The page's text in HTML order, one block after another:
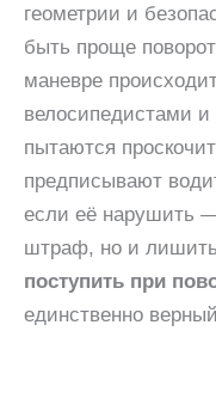
геометрии и
быть проще
маневре
велосипедистами
пытаются
предписывают
если её нарушить
штраф, но и
поступить при
единственно